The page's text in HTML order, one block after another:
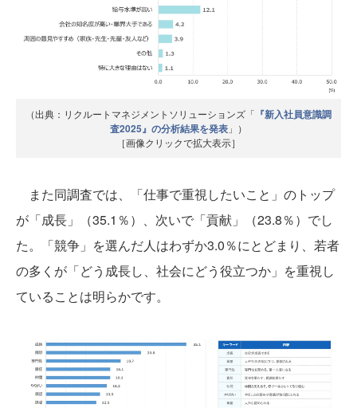
（出典：リクルートマネジメントソリューションズ「 『新入社員意識調
査2025』の分析結果を発表 」）
［画像クリックで拡大表示］
また同調査では、「仕事で重視したいこと」のトップ
が「成長」（35.1％）、次いで「貢献」（23.8％）でし
た。「競争」を選んだ人はわずか3.0％にとどまり、若者
の多くが「どう成長し、社会にどう役立つか」を重視し
ていることは明らかです。